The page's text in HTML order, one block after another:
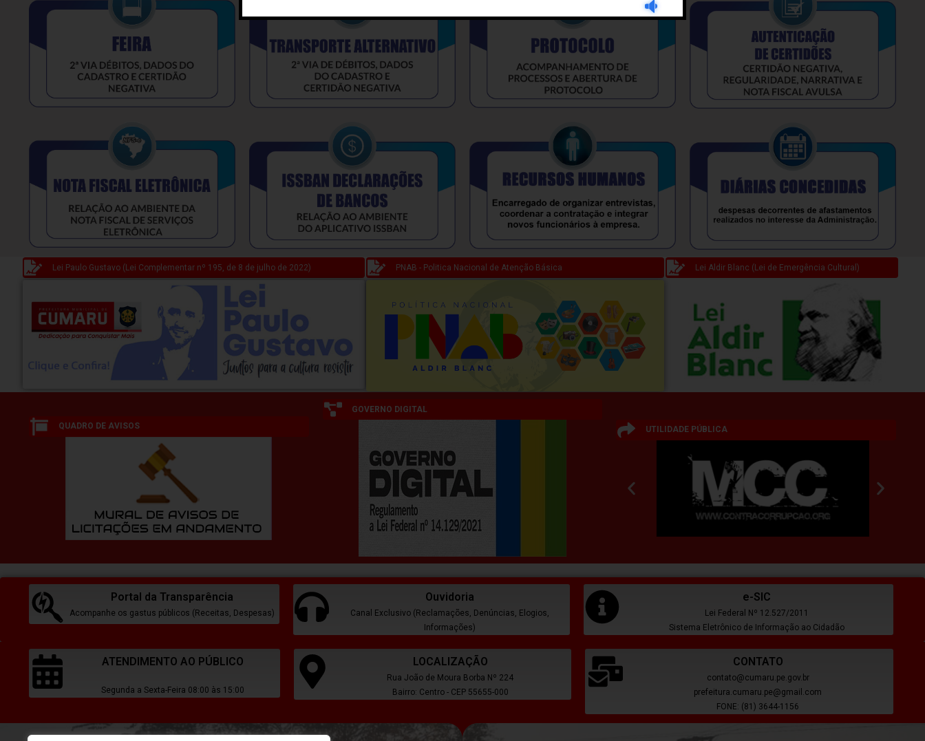
Lei Paulo Gustavo (Lei Complementar nº 195, de 8 de julho de 2022) PNAB - Politica Nacional de Atenção Básica Lei Aldir Blanc (Lei de Emergência Cultural)
QUADRO DE AVISOS
GOVERNO DIGITAL
UTILIDADE PÚBLICA
Portal da Transparência
Acompanhe os gastus públicos (Receitas, Despesas)
Ouvidoria
Canal Exclusivo (Reclamações, Denúncias, Elogios,
Informações)
e-SIC
Lei Federal Nº 12.527/2011
Sistema Eletrônico de Informação ao Cidadão
ATENDIMENTO AO PÚBLICO
Segunda a Sexta-Feira 08:00 às 15:00
LOCALIZAÇÃO
Rua João de Moura Borba Nº 224
Bairro: Centro - CEP 55655-000
CONTATO
contato@cumaru.pe.gov.br
prefeitura.cumaru.pe@gmail.com
FONE: (81) 3644-1156